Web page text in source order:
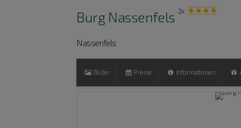
Burg Nassenfels 2x
Nassenfels
Bilder Preise Informationen